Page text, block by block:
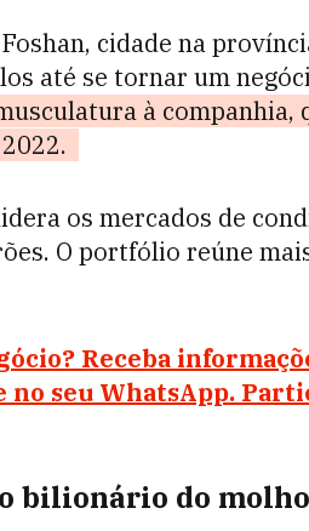
cidade na
até se tornar um
à
os mercados de
O portfólio reúne
Receba
seu WhatsApp.
bilionário do